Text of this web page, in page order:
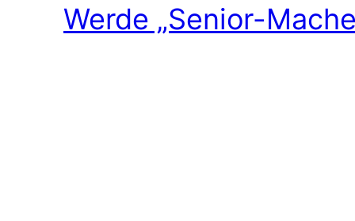
Werde „Senior-